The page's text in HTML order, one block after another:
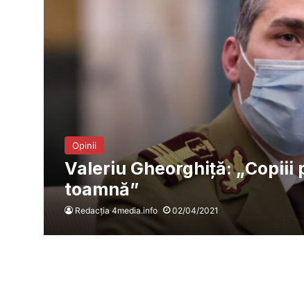
Opinii
Valeriu Gheorghiță: „Copiii
toamnă”
Redacția 4media.info 02/04/2021